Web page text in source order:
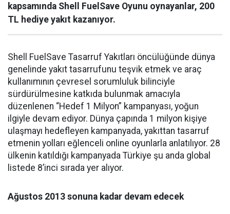
kapsamında Shell FuelSave Oyunu oynayanlar, 200
TL hediye yakıt kazanıyor.
Shell FuelSave Tasarruf Yakıtları öncülüğünde dünya
genelinde yakıt tasarrufunu teşvik etmek ve araç
kullanımının çevresel sorumluluk bilinciyle
sürdürülmesine katkıda bulunmak amacıyla
düzenlenen “Hedef 1 Milyon” kampanyası, yoğun
ilgiyle devam ediyor. Dünya çapında 1 milyon kişiye
ulaşmayı hedefleyen kampanyada, yakıttan tasarruf
etmenin yolları eğlenceli online oyunlarla anlatılıyor. 28
ülkenin katıldığı kampanyada Türkiye şu anda global
listede 8’inci sırada yer alıyor.
Ağustos 2013 sonuna kadar devam edecek